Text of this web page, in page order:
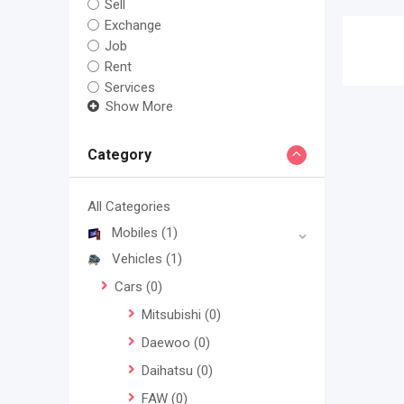
Sell
Exchange
Job
Rent
Services
Show More
Category
All Categories
Mobiles (1)
Vehicles (1)
Cars (0)
Mitsubishi (0)
Daewoo (0)
Daihatsu (0)
FAW (0)